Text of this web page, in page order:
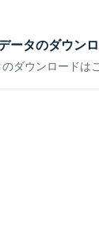
ータのダウン
ダウンロードは